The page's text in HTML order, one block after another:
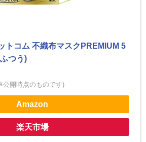
トコム 不織布マスクPREMIUM 5
つう)
公開時点のものです)
Amazon
楽天市場